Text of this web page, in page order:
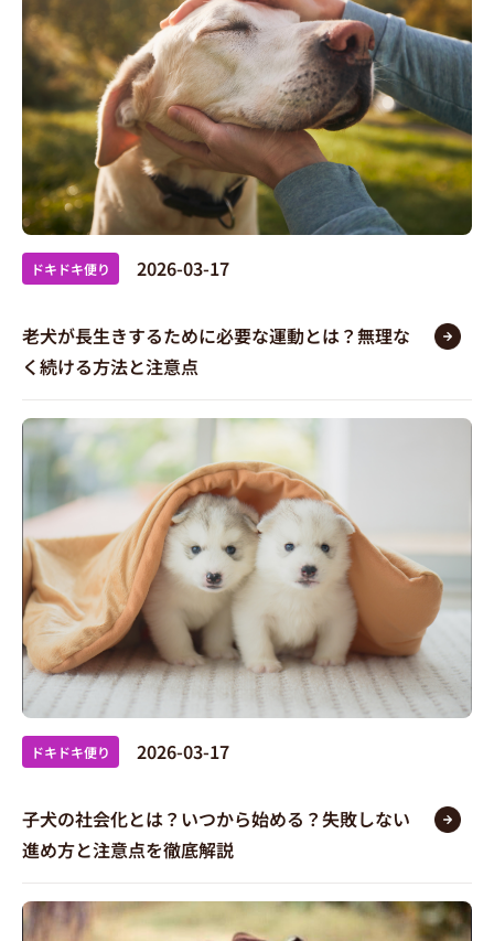
ドキドキ便り 2026-03-17
老犬が長生きするために必要な運動とは？無理な
く続ける方法と注意点
ドキドキ便り 2026-03-17
子犬の社会化とは？いつから始める？失敗しない
進め方と注意点を徹底解説